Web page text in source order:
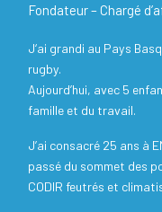
Fondateur – Chargé
J‘ai grandi au Pays
rugby.
Aujourd’hui, avec 5
famille et du travail.
J’ai consacré 25 ans à
passé du sommet des
CODIR feutrés et